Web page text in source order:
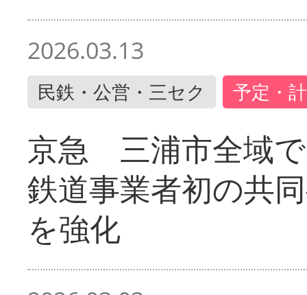
2026.03.13
民鉄・公営・三セク 予定・
京急 三浦市全域
鉄道事業者初の共
を強化